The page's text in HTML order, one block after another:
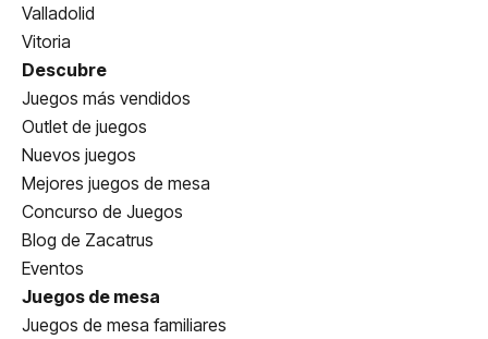
Valladolid
Vitoria
Descubre
Juegos más vendidos
Outlet de juegos
Nuevos juegos
Mejores juegos de mesa
Concurso de Juegos
Blog de Zacatrus
Eventos
Juegos de mesa
Juegos de mesa familiares